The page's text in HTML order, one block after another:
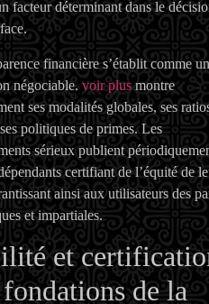
facteur déterminant dans le
financière s’établit comme un
négociable.voir plusmontre
ses modalités globales, ses
politiques de primes. Les
sérieux publient
certifiant de l’équité de
ainsi aux utilisateurs des
et impartiales.
et
de la